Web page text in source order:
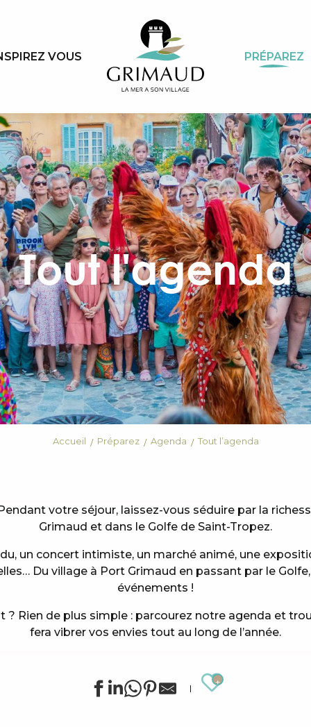
VOUS PRÉPAREZ
Tout l'agenda
Accueil Préparez Agenda Tout l’agenda
votre séjour, laissez-vous séduire par la
Grimaud et dans le Golfe de Saint-Tropez.
un concert intimiste, un marché animé, une
Du village à Port Grimaud en passant par le
événements !
? Rien de plus simple : parcourez notre agenda et
fera vibrer vos envies tout au long de l’année.
Ajouter